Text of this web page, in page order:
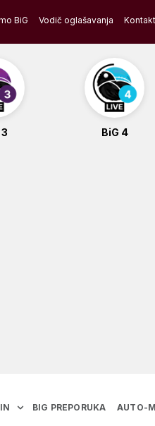
BiG Vodič oglašavanja
BiG 4
BIG PREPORUKA AUTO-